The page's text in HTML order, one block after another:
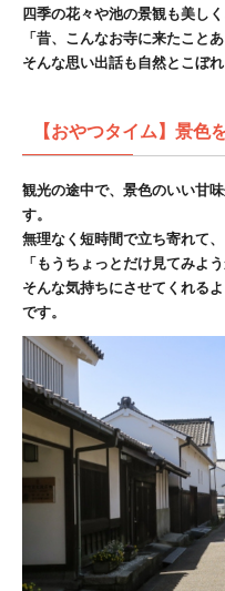
四季の花々や池の景観も美し
「昔、こんなお寺に来たこ
そんな思い出話も自然とこぼ
【おやつタイム】景色
観光の途中で、景色のいい甘
す。
無理なく短時間で立ち寄れて
「もうちょっとだけ見てみよう
そんな気持ちにさせてくれる
です。